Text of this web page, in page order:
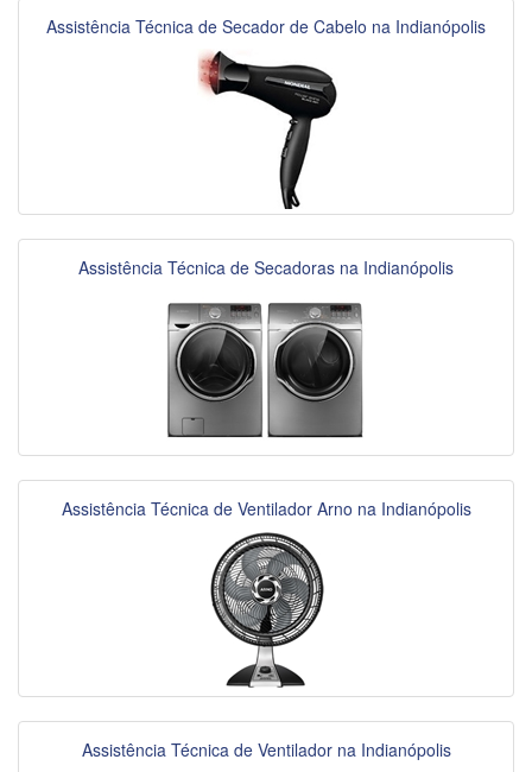
Assistência Técnica de Secador de Cabelo na Indianópolis
Assistência Técnica de Secadoras na Indianópolis
Assistência Técnica de Ventilador Arno na Indianópolis
Assistência Técnica de Ventilador na Indianópolis